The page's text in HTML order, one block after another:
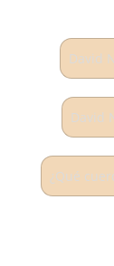
David
David
¿Qué